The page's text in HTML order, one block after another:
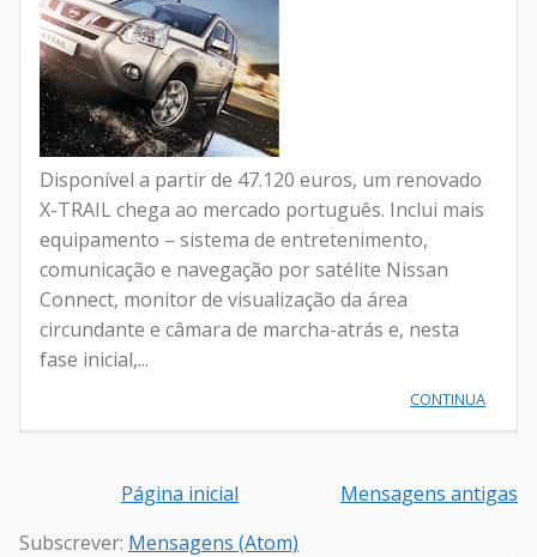
Disponível a partir de 47.120 euros, um renovado
X-TRAIL chega ao mercado português. Inclui mais
equipamento – sistema de entretenimento,
comunicação e navegação por satélite Nissan
Connect, monitor de visualização da área
circundante e câmara de marcha-atrás e, nesta
fase inicial,...
CONTINUA
Mensagens antigas
Página inicial
Subscrever: Mensagens (Atom)